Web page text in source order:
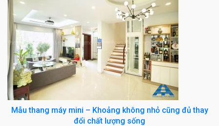
Mẫu thang máy mini – Khoảng không nhỏ cũng đủ thay
đổi chất lượng sống